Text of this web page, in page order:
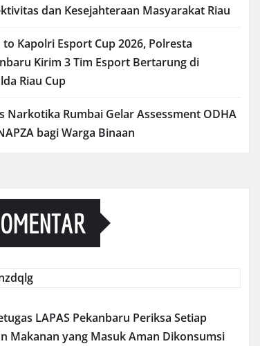
dan Kesejahteraan Masyarakat Riau
to Kapolri Esport Cup 2026, Polresta
Kirim 3 Tim Esport Bertarung di
Riau Cup
Narkotika Rumbai Gelar Assessment ODHA
bagi Warga Binaan
LAPAS Pekanbaru Periksa Setiap
Makanan yang Masuk Aman Dikonsumsi